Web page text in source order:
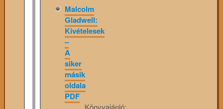
Malcolm
Gladwell:
Kivételesek
–
A
siker
másik
oldala
PDF
Könyvajánló: